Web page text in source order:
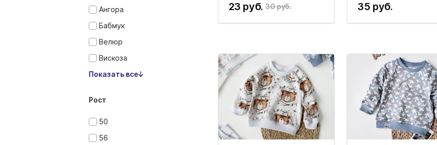
Ангора
Бабмук
Велюр
Вискоза
Показать все
Рост
50
56
23 руб. 30 руб. 35 руб.